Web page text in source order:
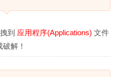
到 应用程序(Applications) 文件
解！